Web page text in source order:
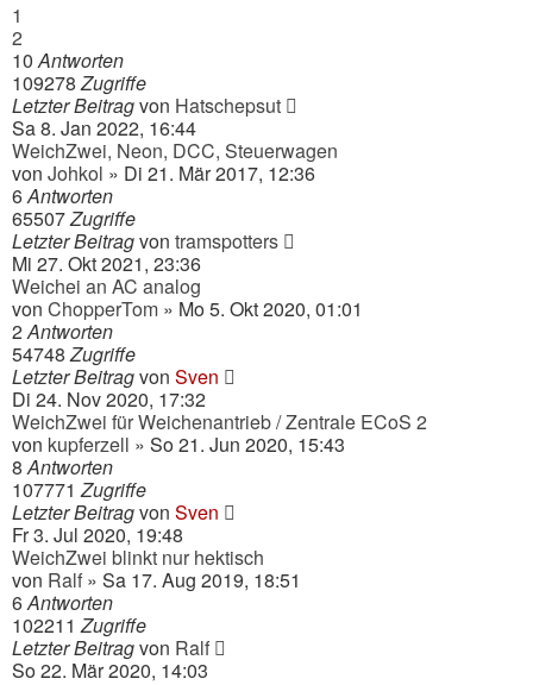
1
2
10Antworten
109278Zugriffe
Letzter Beitragvon Hatschepsut
Sa 8. Jan 2022, 16:44
WeichZwei, Neon, DCC, Steuerwagen
von Johkol » Di 21. Mär 2017, 12:36
6Antworten
65507Zugriffe
Letzter Beitragvon tramspotters
Mi 27. Okt 2021, 23:36
Weichei an AC analog
von ChopperTom » Mo 5. Okt 2020, 01:01
2Antworten
54748Zugriffe
Letzter Beitragvon Sven
Di 24. Nov 2020, 17:32
WeichZwei für Weichenantrieb / Zentrale ECoS 2
von kupferzell » So 21. Jun 2020, 15:43
8Antworten
107771Zugriffe
Letzter Beitragvon Sven
Fr 3. Jul 2020, 19:48
WeichZwei blinkt nur hektisch
von Ralf » Sa 17. Aug 2019, 18:51
6Antworten
102211Zugriffe
Letzter Beitragvon Ralf
So 22. Mär 2020, 14:03